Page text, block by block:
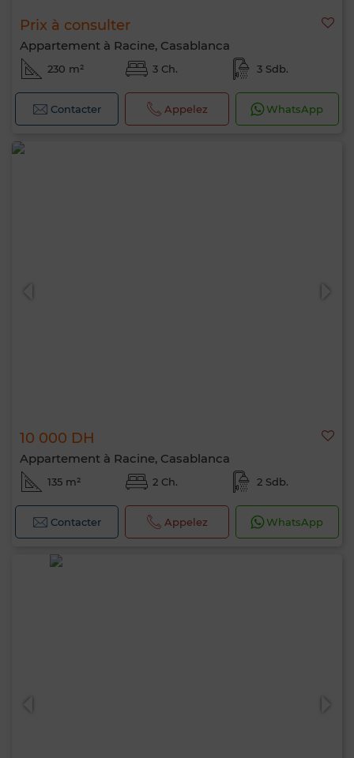
Prix à consulter
Appartement à Racine, Casablanca
230 m² 3 Ch. 3 Sdb.
Contacter Appelez WhatsApp
10 000 DH
Appartement à Racine, Casablanca
135 m² 2 Ch. 2 Sdb.
Contacter Appelez WhatsApp